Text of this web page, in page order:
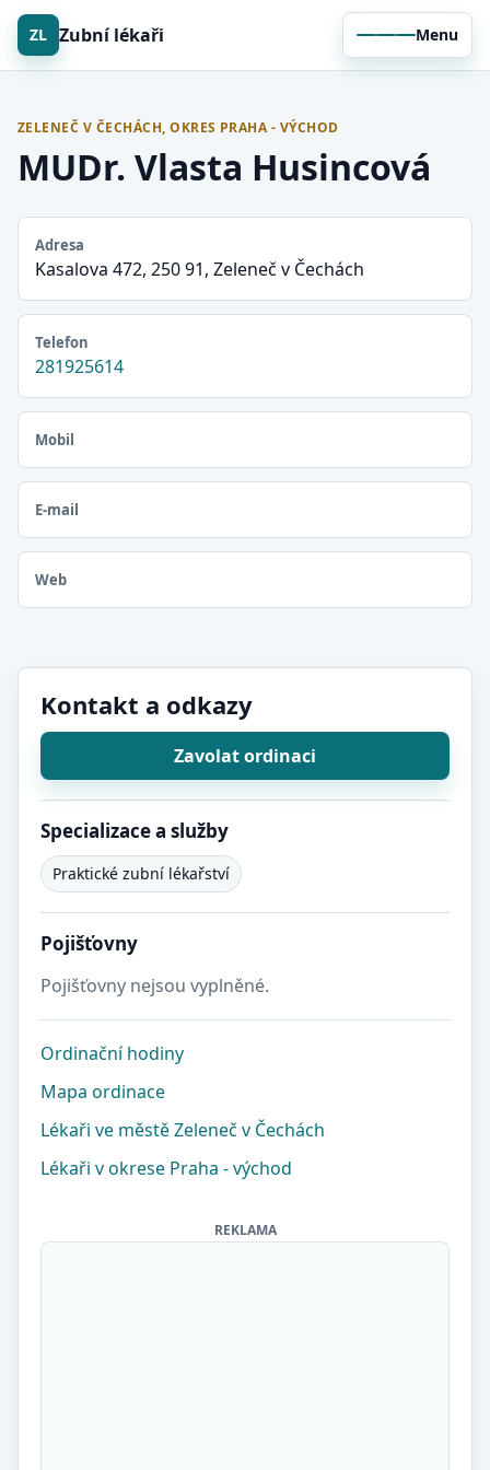
ZL Zubní lékaři Menu
ZELENEČ V ČECHÁCH, OKRES PRAHA - VÝCHOD
MUDr. Vlasta Husincová
Adresa
Kasalova 472, 250 91, Zeleneč v Čechách
Telefon
281925614
Mobil
E-mail
Web
Kontakt a odkazy
Zavolat ordinaci
Specializace a služby
Praktické zubní lékařství
Pojišťovny
Pojišťovny nejsou vyplněné.
Ordinační hodiny
Mapa ordinace
Lékaři ve městě Zeleneč v Čechách
Lékaři v okrese Praha - východ
REKLAMA